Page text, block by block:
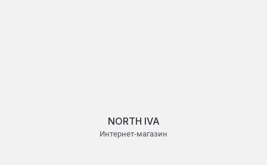
NORTH IVA
Интернет-магазин